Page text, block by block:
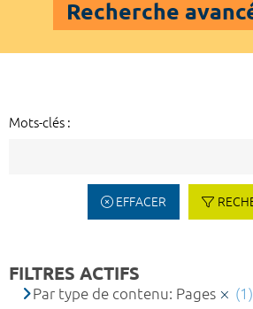
Recherche
Mots-clés :
EFFACER
FILTRES ACTIFS
Par type de contenu: Pages
(1)